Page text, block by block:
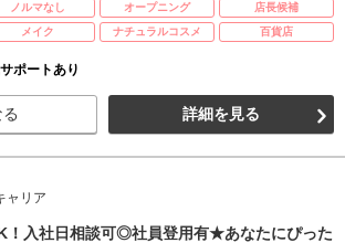
ノルマなし オープニング
店長候補
メイク ナチュラルコスメ 百貨店
ポートあり
詳細を見る
ャリア
！入社日相談可◎社員登用有★あなたにぴった